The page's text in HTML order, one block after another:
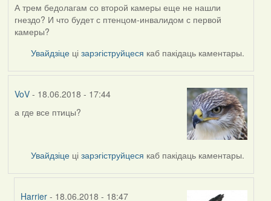
А трем бедолагам со второй камеры еще не нашли
гнездо? И что будет с птенцом-инвалидом с первой
камеры?
Увайдзіце цізарэгіструйцеся каб пакідаць каментары.
VoV- 18.06.2018 - 17:44
а где все птицы?
Увайдзіце цізарэгіструйцеся каб пакідаць каментары.
Harrier - 18.06.2018 - 18:47